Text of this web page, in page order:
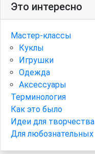
Это интересно
Мастер-классы
Куклы
Игрушки
Одежда
Аксессуары
Терминология
Как это было
Идеи для творчества
Для любознательных